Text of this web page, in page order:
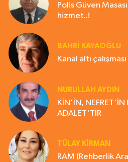
Polis Güven
hizmet..!
BAHRI KAYAOĞLU
Kanal altı çalışması
NURULLAH AYDIN
KİN'İN, NEFRET'İN
ADALET'TİR
TÜLAY KİRMAN